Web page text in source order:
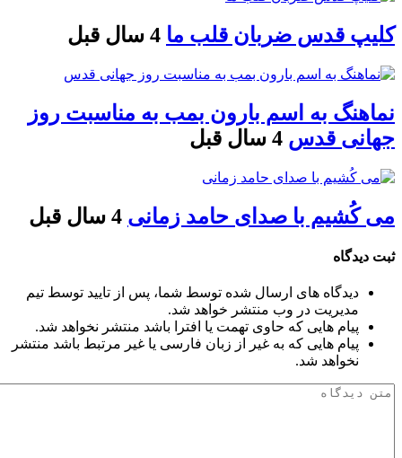
کلیپ قدس ضربان قلب ما 4 سال قبل
نماهنگ به اسم بارون بمب به مناسبت روز
جهانی قدس 4 سال قبل
می کُشیم با صدای حامد زمانی 4 سال قبل
ثبت دیدگاه
دیدگاه های ارسال شده توسط شما، پس از تایید توسط تیم
مدیریت در وب منتشر خواهد شد.
پیام هایی که حاوی تهمت یا افترا باشد منتشر نخواهد شد.
پیام هایی که به غیر از زبان فارسی یا غیر مرتبط باشد منتشر
نخواهد شد.